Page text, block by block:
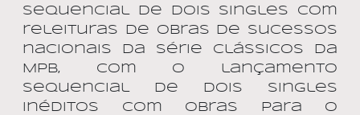
sequencial de Dois Singles com
releituras de obras de sucessos
nacionais da Série Clássicos da
MPB, com o lançamento
sequencial de Dois Singles
Inéditos com obras para o